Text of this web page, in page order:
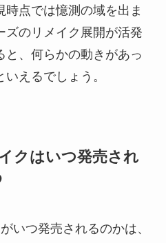
点では憶測の域を出ま
ズのリメイク展開が活発
と、何らかの動きがあっ
えるでしょう。
クはいつ発売され
いつ発売されるのかは、